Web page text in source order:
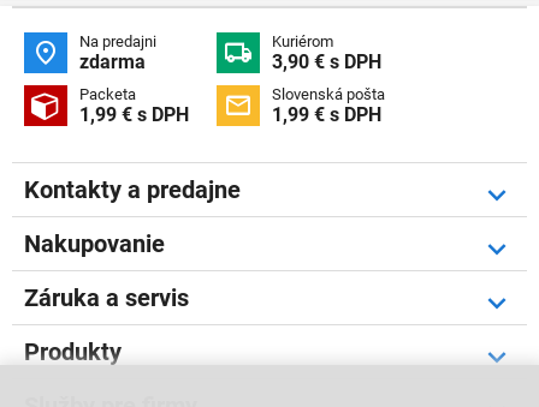
 Na predajni
zdarma  Kuriérom
3,90 € s DPH
 Packeta
1,99 € s DPH  Slovenská pošta
1,99 € s DPH
Kontakty a predajne
Nakupovanie
Záruka a servis
Produkty